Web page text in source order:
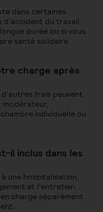
dans certaines
du travail,
durée ou si vous
santé solidaire.
charge après
frais peuvent
individuelle ou
il inclus dans les
une hospitalisation,
et l’entretien.
charge séparément